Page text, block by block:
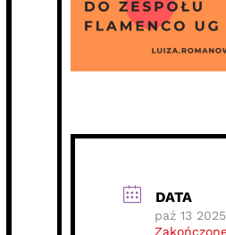
DATA
paź 13 2025